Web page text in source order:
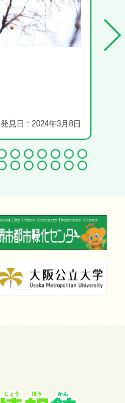
発見日 : 2024年3月8日